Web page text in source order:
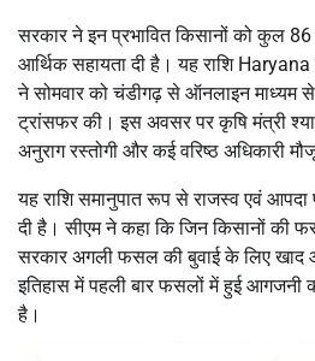
सरकार ने इन प्रभावित किसानों को कुल
आर्थिक सहायता दी है। यह राशि
ने सोमवार को चंडीगढ़ से ऑनलाइन माध्यम
ट्रांसफर की। इस अवसर पर कृषि मंत्री
अनुराग रस्तोगी और कई वरिष्ठ अधिकारी
यह राशि समानुपात रूप से राजस्व एवं आपदा
दी है। सीएम ने कहा कि जिन किसानों की
सरकार अगली फसल की बुवाई के लिए खाद
इतिहास में पहली बार फसलों में हुई आगजनी
है।